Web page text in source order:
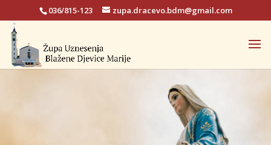
036/815-123 zupa.dracevo.bdm@gmail.com